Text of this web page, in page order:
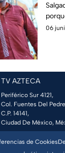
06
TV AZTECA
Periférico Sur 4121,
Col. Fuentes Del
C.P. 14141,
Ciudad De México,
de Cookies